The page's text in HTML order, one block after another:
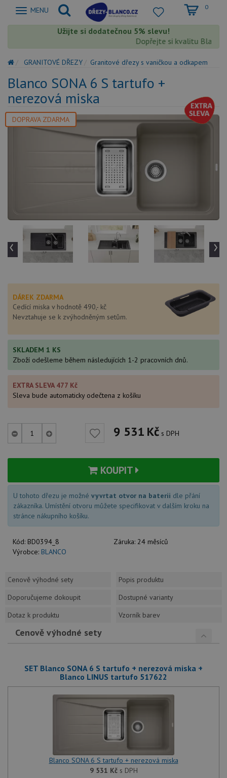
Zobrazit
MENU 0
Užijte si dodatečnou 5% slevu!
Dopřejte si kvalitu Blanco
GRANITOVÉ DŘEZY Granitové dřezy s vaničkou a odkapem
Blanco SONA 6 S tartufo +
nerezová miska
DOPRAVA ZDARMA
‹ ›
DÁREK ZDARMA
Cedící miska v hodnotě 490,- kč
Nevztahuje se k zvýhodněným setům.
SKLADEM 1 KS
Zboží odešleme během následujících 1-2 pracovních dnů.
EXTRA SLEVA 477 Kč
Sleva bude automaticky odečtena z košíku
9 531 Kč s DPH
KOUPIT
U tohoto dřezu je možné vyvrtat otvor na baterii dle přání
zákazníka. Umístění otvoru můžete specifikovat v dalším kroku na
stránce nákupního košíku.
Kód: BD0394_8 Záruka: 24 měsíců
Výrobce: BLANCO
Cenově výhodné sety
Popis produktu
Doporučujeme dokoupit
Dostupné varianty
Dotaz k produktu
Vzorník barev
Cenově výhodné sety
SET Blanco SONA 6 S tartufo + nerezová miska +
Blanco LINUS tartufo 517622
Blanco SONA 6 S tartufo + nerezová miska
9 531 Kčs DPH